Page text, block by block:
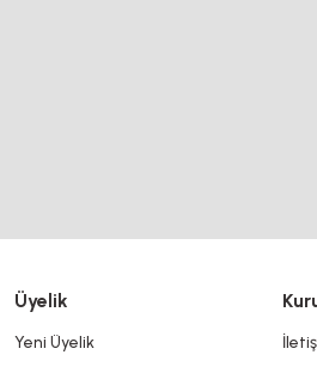
Bu ürünün fiyat bilgisi, resim, ürün
Üyelik
Yeni Üyelik